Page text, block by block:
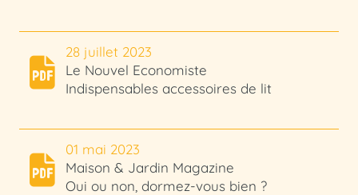
28 juillet 2023
Le Nouvel Economiste
Indispensables accessoires de lit
01 mai 2023
Maison & Jardin Magazine
Oui ou non, dormez-vous bien ?